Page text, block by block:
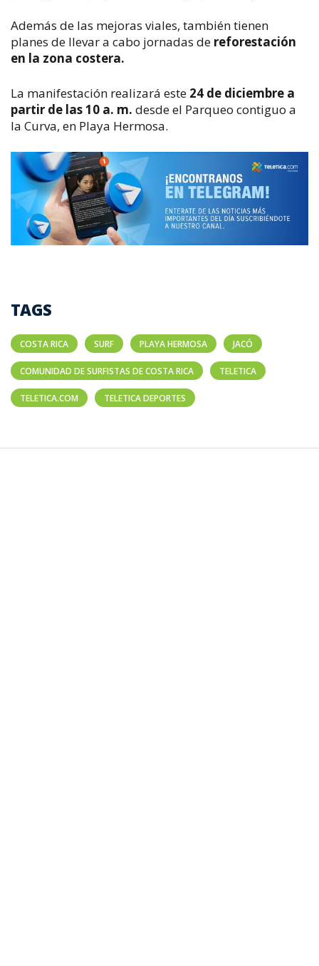
Además de las mejoras viales, también tienen
planes de llevar a cabo jornadas de reforestación
en la zona costera.
La manifestación realizará este 24 de diciembre a
partir de las 10 a. m. desde el Parqueo contiguo a
la Curva, en Playa Hermosa.
TAGS
COSTA RICA SURF PLAYA HERMOSA JACÓ
COMUNIDAD DE SURFISTAS DE COSTA RICA TELETICA
TELETICA.COM TELETICA DEPORTES